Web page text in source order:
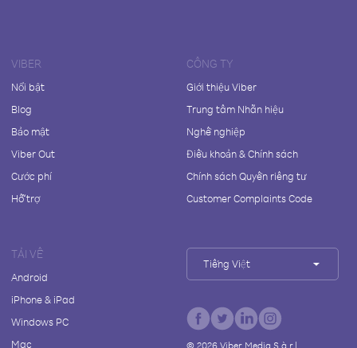
VIBER
Nổi bật
Blog
Bảo mật
Viber Out
Cước phí
Hỗ trợ
CÔNG TY
Giới thiệu Viber
Trung tâm Nhãn hiệu
Nghề nghiệp
Điều khoản & Chính sách
Chính sách Quyền riêng tư
Customer Complaints Code
TẢI VỀ
Android
iPhone & iPad
Windows PC
Mac
Tiếng Việt
© 2026Viber Media S.à r.l.